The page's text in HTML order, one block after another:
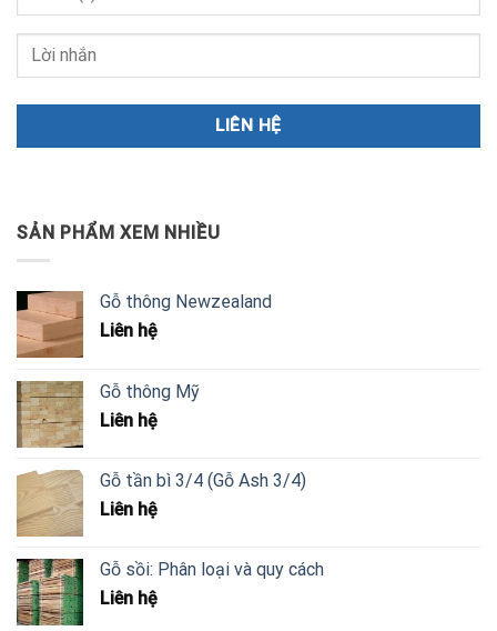
SẢN PHẨM XEM NHIỀU
Gỗ thông Newzealand
Liên hệ
Gỗ thông Mỹ
Liên hệ
Gỗ tần bì 3/4 (Gỗ Ash 3/4)
Liên hệ
Gỗ sồi: Phân loại và quy cách
Liên hệ